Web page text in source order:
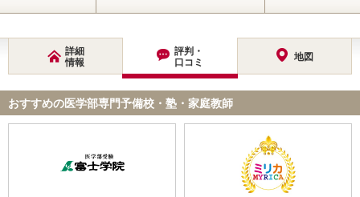
詳細
情報
評判・
口コミ
地図
おすすめの医学部専門予備校・塾・家庭教師